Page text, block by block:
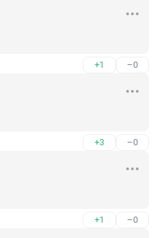
+1 –0
+3 –0
+1 –0